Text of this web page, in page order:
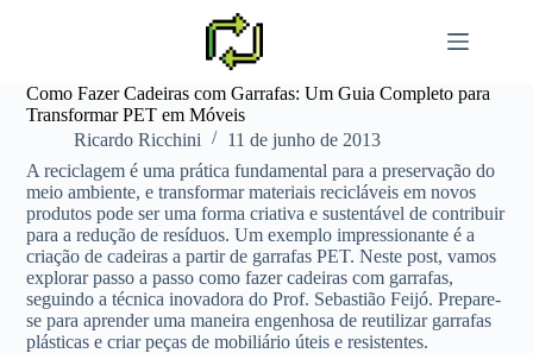
Como Fazer Cadeiras com Garrafas: Um Guia Completo para
Transformar PET em Móveis
Ricardo Ricchini
11 de junho de 2013
A reciclagem é uma prática fundamental para a preservação do
meio ambiente, e transformar materiais recicláveis em novos
produtos pode ser uma forma criativa e sustentável de contribuir
para a redução de resíduos. Um exemplo impressionante é a
criação de cadeiras a partir de garrafas PET. Neste post, vamos
explorar passo a passo como fazer cadeiras com garrafas,
seguindo a técnica inovadora do Prof. Sebastião Feijó. Prepare-
se para aprender uma maneira engenhosa de reutilizar garrafas
plásticas e criar peças de mobiliário úteis e resistentes.